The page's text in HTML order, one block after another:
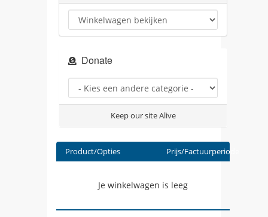
Donate
Keep our site Alive
Product/Opties Prijs/Factuurperiode
Je winkelwagen is leeg